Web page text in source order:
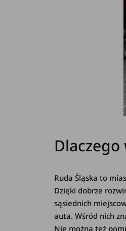
Ruda Śląska to
Dzięki dobrze
sąsiednich
auta. Wśród nich
Nie można też